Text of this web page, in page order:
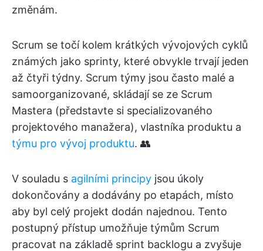
změnám.
Scrum se točí kolem krátkých vývojových cyklů
známých jako sprinty, které obvykle trvají jeden
až čtyři týdny. Scrum týmy jsou často malé a
samoorganizované, skládají se ze Scrum
Mastera (představte si specializovaného
projektového manažera), vlastníka produktu a
týmu pro vývoj produktu. 👥
V souladu s agilními principy jsou úkoly
dokončovány a dodávány po etapách, místo
aby byl celý projekt dodán najednou. Tento
postupný přístup umožňuje týmům Scrum
pracovat na základě sprint backlogu a zvyšuje